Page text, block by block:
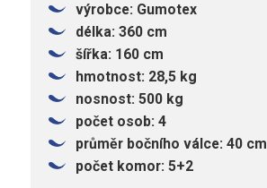
výrobce: Gumotex
délka: 360 cm
šířka: 160 cm
hmotnost: 28,5 kg
nosnost: 500 kg
počet osob: 4
průměr bočního válce: 40 cm
počet komor: 5+2